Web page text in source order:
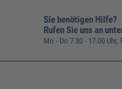
Sie benötigen Hilfe?
Rufen Sie uns an
Mo - Do 7.30 - 17.00 Uhr,